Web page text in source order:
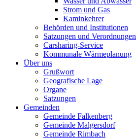
Strom und Gas
Kaminkehrer
Behörden und Institutionen
Satzungen und Verordnungen
Carsharing-Service
Kommunale Wärmeplanung
Über uns
Grußwort
Geografische Lage
Organe
Satzungen
Gemeinden
Gemeinde Falkenberg
Gemeinde Malgersdorf
Gemeinde Rimbach